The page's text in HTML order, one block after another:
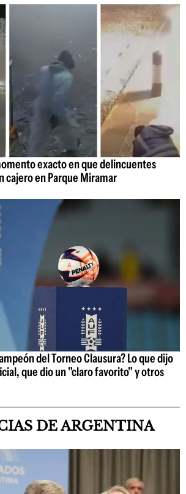
exacto en que delincuentes
cajero en Parque Miramar
del Torneo Clausura? Lo que dijo
que dio un "claro favorito" y otros
DE ARGENTINA